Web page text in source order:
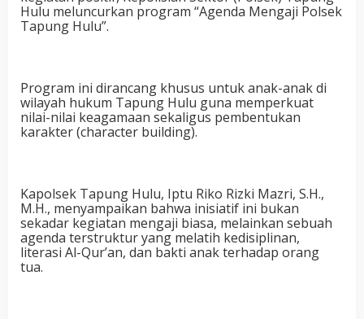
Hulu meluncurkan program “Agenda Mengaji Polsek
Tapung Hulu”.
Program ini dirancang khusus untuk anak-anak di
wilayah hukum Tapung Hulu guna memperkuat
nilai-nilai keagamaan sekaligus pembentukan
karakter (character building).
Kapolsek Tapung Hulu, Iptu Riko Rizki Mazri, S.H.,
M.H., menyampaikan bahwa inisiatif ini bukan
sekadar kegiatan mengaji biasa, melainkan sebuah
agenda terstruktur yang melatih kedisiplinan,
literasi Al-Qur’an, dan bakti anak terhadap orang
tua.